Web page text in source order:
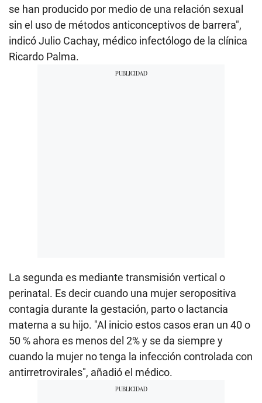
se han producido por medio de una relación sexual
sin el uso de métodos anticonceptivos de barrera",
indicó Julio Cachay, médico infectólogo de la clínica
Ricardo Palma.
La segunda es mediante transmisión vertical o
perinatal. Es decir cuando una mujer seropositiva
contagia durante la gestación, parto o lactancia
materna a su hijo. "Al inicio estos casos eran un 40 o
50 % ahora es menos del 2% y se da siempre y
cuando la mujer no tenga la infección controlada con
antirretrovirales", añadió el médico.